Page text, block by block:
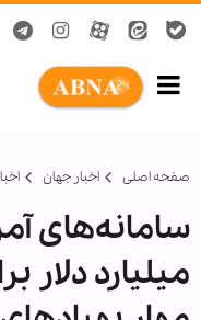
صفحه اصلی اخبار جهان
سامانه‌های
میلیارد دلار